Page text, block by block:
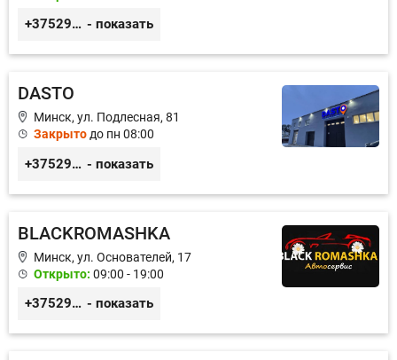
+375299395764 - показать
DASTO
Минск, ул. Подлесная, 81
Закрытодо пн 08:00
+375296606560 - показать
BLACKROMASHKA
Минск, ул. Основателей, 17
Открыто: 09:00 - 19:00
+375296651188 - показать